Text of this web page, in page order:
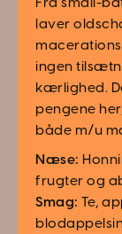
laver
ingen
kærlighed.
pengene
både m/u
Næse:
frugter og
Smag: Te,